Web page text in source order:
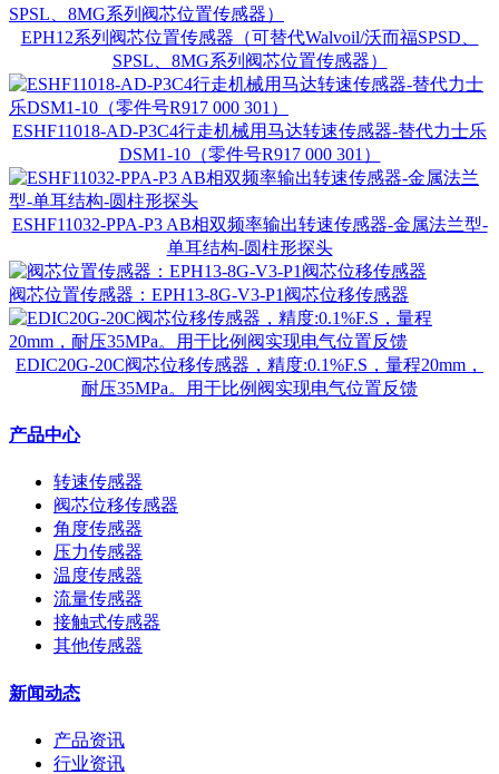
EPH12系列阀芯位置传感器（可替代Walvoil/沃而福SPSD、
SPSL、8MG系列阀芯位置传感器）
ESHF11018-AD-P3C4行走机械用马达转速传感器-替代力士乐
DSM1-10（零件号R917 000 301）
ESHF11032-PPA-P3 AB相双频率输出转速传感器-金属法兰型-
单耳结构-圆柱形探头
阀芯位置传感器：EPH13-8G-V3-P1阀芯位移传感器
EDIC20G-20C阀芯位移传感器，精度:0.1%F.S，量程20mm，
耐压35MPa。用于比例阀实现电气位置反馈
产品中心
转速传感器
阀芯位移传感器
角度传感器
压力传感器
温度传感器
流量传感器
接触式传感器
其他传感器
新闻动态
产品资讯
行业资讯